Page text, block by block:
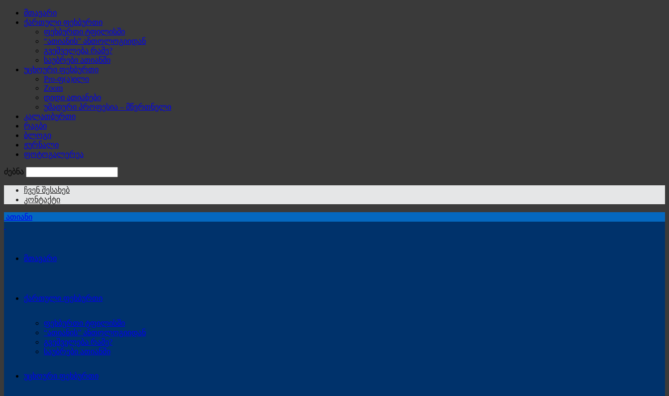
მთავარი
ქართული ფეხბურთი
ფეხბურთი ტფილისში
“ათიანის” ანთოლოგიიდან
გვეშველება რამე?
საუბრები ათიანში
უცხოური ფეხბურთი
Pro-ფ(ა)ილი
Zoom
დიდი ათიანები
უმადური პროფესია – მწვრთნელი
კალათბურთი
რაგბი
ბლოგი
ჟურნალი
ფოტოგალერეა
ძებნა
ჩვენ შესახებ
კონტაქტი
ათიანი
მთავარი
ქართული ფეხბურთი
ფეხბურთი ტფილისში
“ათიანის” ანთოლოგიიდან
გვეშველება რამე?
საუბრები ათიანში
უცხოური ფეხბურთი